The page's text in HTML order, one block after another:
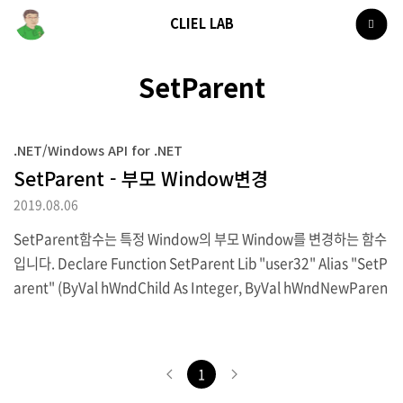
CLIEL LAB
SetParent
.NET/Windows API for .NET
SetParent - 부모 Window변경
2019.08.06
SetParent함수는 특정 Window의 부모 Window를 변경하는 함수
입니다. Declare Function SetParent Lib "user32" Alias "SetP
arent" (ByVal hWndChild As Integer, ByVal hWndNewParen
NewParent); ▶C# 선언 SetParent함수의 첫번째 인수는 변경할
대상 Window의 Handle을 두번째 인수에는 대상 Window에서 설
1